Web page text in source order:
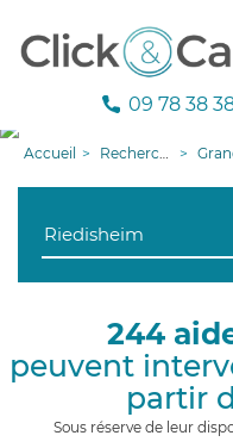
09 78 38
Accueil Recherche aide à domicile
244
peuvent
partir
Sous réserve de leur